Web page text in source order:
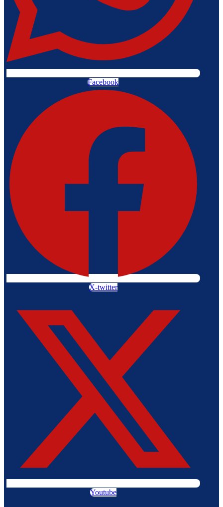
Facebook
X-twitter
Youtube